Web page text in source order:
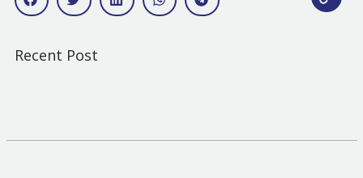
Recent Post